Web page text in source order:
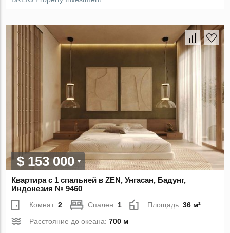
$ 153 000
Квартира с 1 спальней в ZEN, Унгасан, Бадунг,
Индонезия № 9460
Комнат:2 Спален: 1 Площадь:36 м²
Расстояние до океана:700 м